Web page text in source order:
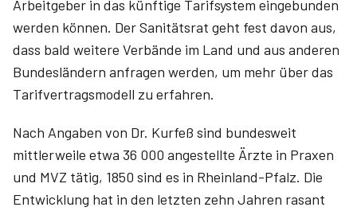
Arbeitgeber in das künftige Tarifsystem eingebunden
werden können. Der Sanitätsrat geht fest davon aus,
dass bald weitere Verbände im Land und aus anderen
Bundesländern anfragen werden, um mehr über das
Tarifvertragsmodell zu erfahren.
Nach Angaben von Dr. Kurfeß sind bundesweit
mittlerweile etwa 36 000 angestellte Ärzte in Praxen
und MVZ tätig, 1850 sind es in Rheinland-Pfalz. Die
Entwicklung hat in den letzten zehn Jahren rasant